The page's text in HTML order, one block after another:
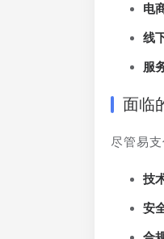
电
线
服
面临
尽管易
技
安